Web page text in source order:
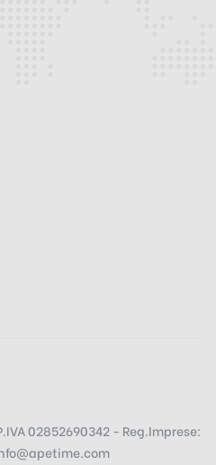
02852690342 - Reg.Imprese: